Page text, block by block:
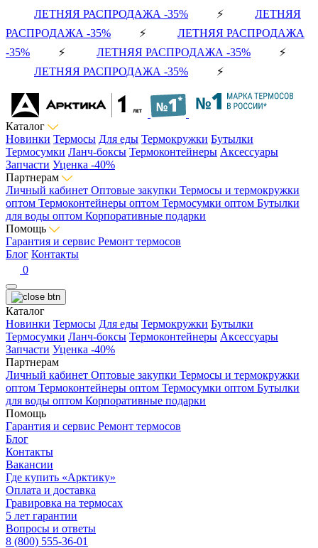
ЛЕТНЯЯ РАСПРОДАЖА -35% ⚡ ЛЕТНЯЯ
РАСПРОДАЖА -35% ⚡ ЛЕТНЯЯ РАСПРОДАЖА
-35% ⚡ ЛЕТНЯЯ РАСПРОДАЖА -35% ⚡
ЛЕТНЯЯ РАСПРОДАЖА -35% ⚡
Каталог
Новинки Термосы Для еды Термокружки Бутылки
Термосумки Ланч-боксы Термоконтейнеры Аксессуары
Запчасти Уценка -40%
Партнерам
Личный кабинет Оптовые закупки Термосы и термокружки
оптом Термоконтейнеры оптом Термосумки оптом Бутылки
для воды оптом Корпоративные подарки
Помощь
Гарантия и сервис Ремонт термосов
Блог Контакты
0
Каталог
Новинки Термосы Для еды Термокружки Бутылки
Термосумки Ланч-боксы Термоконтейнеры Аксессуары
Запчасти Уценка -40%
Партнерам
Личный кабинет Оптовые закупки Термосы и термокружки
оптом Термоконтейнеры оптом Термосумки оптом Бутылки
для воды оптом Корпоративные подарки
Помощь
Гарантия и сервис Ремонт термосов
Блог
Контакты
Вакансии
Где купить «Арктику»
Оплата и доставка
Гравировка на термосах
5 лет гарантии
Вопросы и ответы
8 (800) 555-36-01